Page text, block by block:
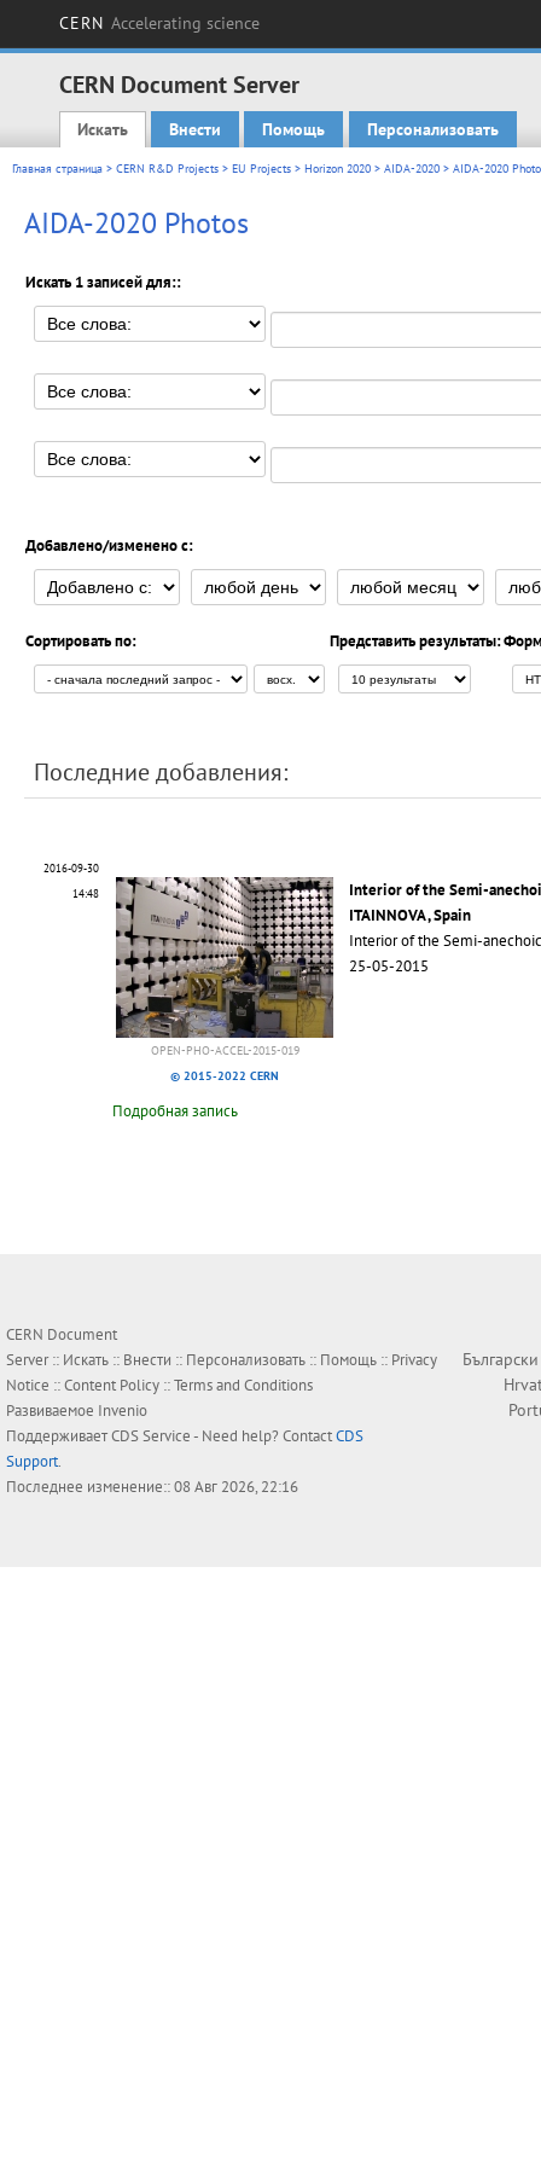
CERN Accelerating science
CERN Document Server
Main menu
Искать Внести Помощь Персонализовать
Главная страница > CERN R&D Projects > EU Projects > Horizon 2020 > AIDA-2020 > AIDA-2020
AIDA-2020 Photos
Искать 1 записей для::
Добавлено/изменено с:
Сортировать по: Представить результаты:
Последние добавления:
2016-09-30
14:48
OPEN-PHO-ACCEL-2015-019
© 2015-2022 CERN
Interior of the Semi-
ITAINNOVA , Spain
Interior of the Semi-
25-05-2015
Подробная запись
CERN Document
Server :: Искать :: Внести :: Персонализовать :: Помощь :: Privacy
Notice ::Content Policy ::Terms and Conditions
Развиваемое Invenio
ПоддерживаетCDS Service- Need help? ContactCDS
Support.
Последнее изменение:: 08 Авг 2026, 22:16
Български